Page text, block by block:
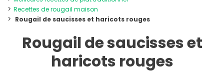
Recettes de rougail maison
Rougail de saucisses et haricots rouges
Rougail de saucisses et
haricots rouges